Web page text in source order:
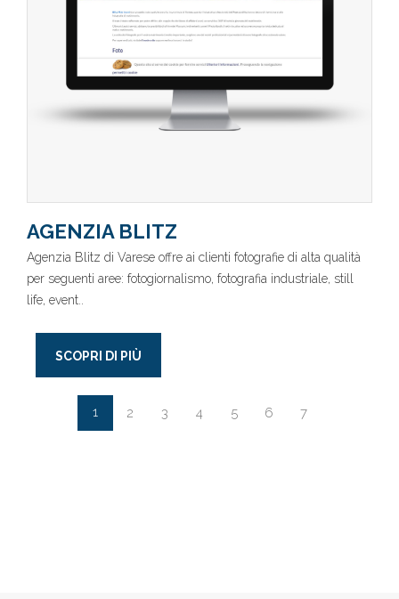
AGENZIA BLITZ
Agenzia Blitz di Varese offre ai clienti fotografie di alta qualità
per seguenti aree: fotogiornalismo, fotografia industriale, still
life, event..
SCOPRI DI PIÙ
1 2 3 4 5 6 7